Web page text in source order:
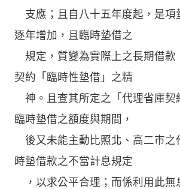
支應；且自八十五年度起，是項
逐年增加，且臨時墊借之
規定，質變為實際上之長期借款
契約「臨時性墊借」之精
神。且查其所定之「代理省庫契
臨時墊借之額度與期間，
後又未能主動比照北、高二市之
時墊借款之不當計息規定
，以求公平合理；而係利用此無